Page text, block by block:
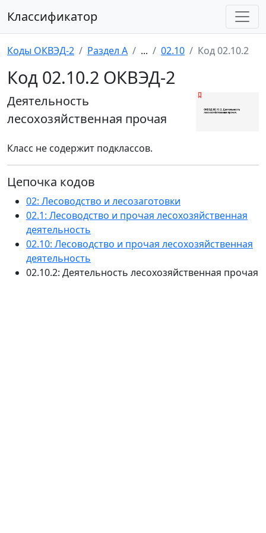
Классификатор
Коды ОКВЭД-2 Раздел A ... 02.10 Код 02.10.2
Код 02.10.2 ОКВЭД-2
Деятельность
лесохозяйственная прочая
Класс не содержит подклассов.
Цепочка кодов
02: Лесоводство и лесозаготовки
02.1: Лесоводство и прочая лесохозяйственная
деятельность
02.10: Лесоводство и прочая лесохозяйственная
деятельность
02.10.2: Деятельность лесохозяйственная прочая